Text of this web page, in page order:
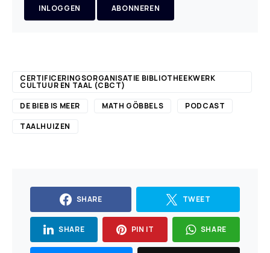
INLOGGEN ABONNEREN
CERTIFICERINGSORGANISATIE BIBLIOTHEEKWERK
CULTUUR EN TAAL (CBCT)
DE BIEB IS MEER
MATH GÖBBELS
PODCAST
TAALHUIZEN
SHARE TWEET
SHARE PIN IT SHARE